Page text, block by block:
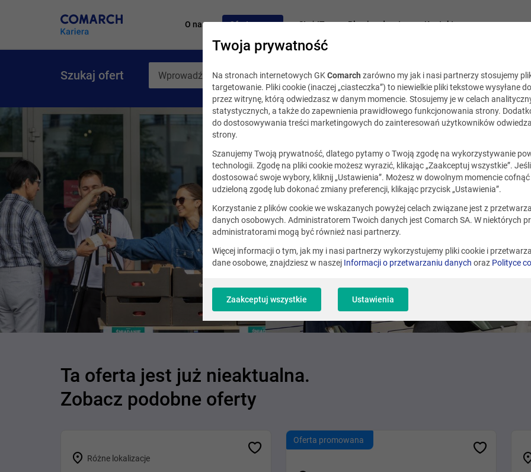
O nas Oferty pracy Staż IT Blog i podcast Kontakt
Szukaj ofert
Ta oferta jest już nieaktualna.
Zobacz podobne oferty
Różne lokalizacje
Oferta promowana
Twoja prywatność
Na stronach internetowych GKComarch zarówno my jak i nasi partnerzy stosujemy
targetowanie. Pliki cookie (inaczej „ciasteczka”) to niewielkie pliki tekstowe wysyłane
przez witrynę, którą odwiedzasz w danym momencie. Stosujemy je w celach
statystycznych, a także do zapewnienia prawidłowego funkcjonowania strony.
do dostosowywania treści marketingowych do zainteresowań użytkowników
strony.
Szanujemy Twoją prywatność, dlatego pytamy o Twoją zgodę na wykorzystywanie
technologii. Zgodę na pliki cookie możesz wyrazić, klikając „Zaakceptuj wszystkie”.
dostosować swoje wybory, kliknij „Ustawienia”. Możesz w dowolnym momencie
udzieloną zgodę lub dokonać zmiany preferencji, klikając przycisk „Ustawienia”.
Korzystanie z plików cookie we wskazanych powyżej celach związane jest z
danych osobowych. Administratorem Twoich danych jest Comarch SA. W niektórych
administratorami mogą być również nasi partnerzy.
Więcej informacji o tym, jak my i nasi partnerzy wykorzystujemy pliki cookie i
dane osobowe, znajdziesz w naszej Informacji o przetwarzaniu danych oraz Polityce
Zaakceptuj wszystkie Ustawienia